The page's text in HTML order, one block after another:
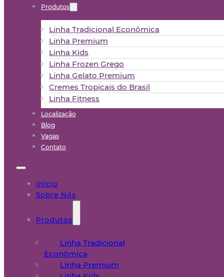
Produtos
Linha Tradicional Econômica
Linha Premium
Linha Kids
Linha Frozen Grego
Linha Gelato Premium
Cremes Tropicais do Brasil
Linha Fitness
Localização
Blog
Vagas
Contato
Início
Sobre Nós
Produtos
Linha Tradicional
Econômica
Linha Premium